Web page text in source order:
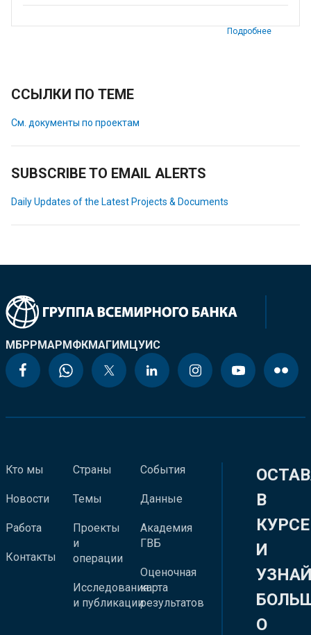
Подробнее
ССЫЛКИ ПО ТЕМЕ
См. документы по проектам
SUBSCRIBE TO EMAIL ALERTS
Daily Updates of the Latest Projects & Documents
МБРРМАРМФКМАГИМЦУИС
Кто мы
Новости
Работа
Контакты
Страны
Темы
Проекты
и
операции
Исследования
и публикации
События
Данные
Академия
ГВБ
Оценочная
карта
результатов
В
КУРСЕ
И
О